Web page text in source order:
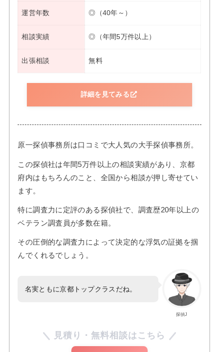
運営年数 ◎（40年～）
相談実績 ◎（年間5万件以上）
出張相談 無料
詳細を見てみる
原一探偵事務所は口コミで大人気の大手探偵事務所。
この探偵社は年間5万件以上の相談実績があり、京都
府内はもちろんのこと、全国から相談が押し寄せてい
ます。
特に調査力に定評のある探偵社で、調査歴20年以上の
ベテラン調査員が多数在籍。
その圧倒的な調査力によって決定的な浮気の証拠を掴
んでくれるでしょう。
探偵J
名実ともに京都トップクラスだね。
見積り・無料相談はこちら